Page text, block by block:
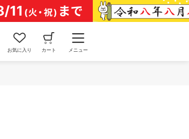
お気に入り カート メニュー